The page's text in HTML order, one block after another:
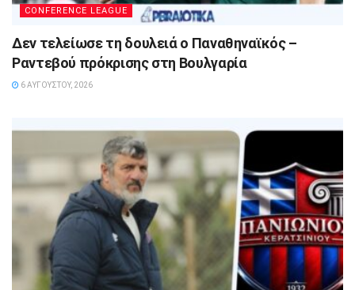
CONFERENCE LEAGUE
Δεν τελείωσε τη δουλειά ο Παναθηναϊκός –
Ραντεβού πρόκρισης στη Βουλγαρία
6 ΑΥΓΟΎΣΤΟΥ, 2026